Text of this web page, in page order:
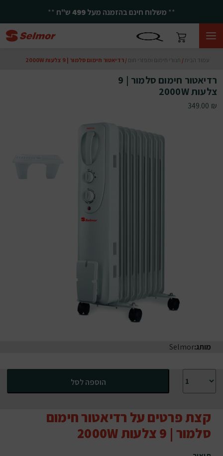
** משלוח חינם בהזמנה מעל499ש"ח **
עמוד הבית / תנורי חימום ומפזרי חום / רדיאטור חימום סלמור | 9 צלעות 2000W
מותג:Selmor
הוספה לסל
קצת פרטים על רדיאטור חימום
סלמור | 9 צלעות 2000W
רדיאטור חימום סלמור | 9
צלעות 2000W
349.00 ₪